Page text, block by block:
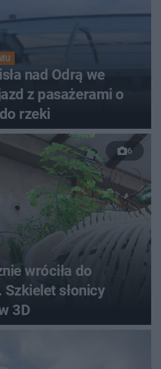
nad Odrą we
z pasażerami o
rzeki
6
wróciła do
słonicy
3D